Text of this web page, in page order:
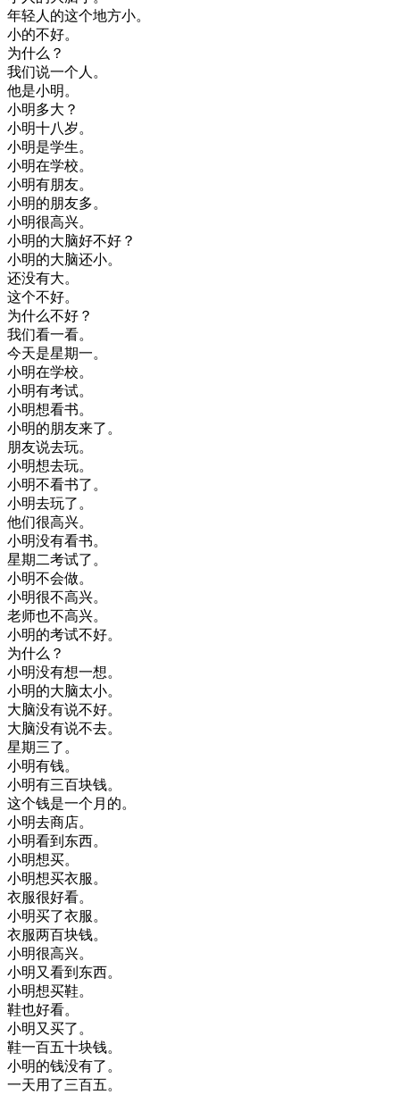
年轻人的这个地方小。
小的不好。
为什么 ？
我们说一个人。
他是小明。
小明多大 ？
小明十八岁。
小明是学生。
小明在学校。
小明有朋友。
小明的朋友多。
小明很高兴。
小明的大脑好不好 ？
小明的大脑还小。
还没有大。
这个不好。
为什么不好 ？
我们看一看。
今天是星期一。
小明在学校。
小明有考试。
小明想看书。
小明的朋友来了。
朋友说去玩。
小明想去玩。
小明不看书了。
小明去玩了。
他们很高兴。
小明没有看书。
星期二考试了。
小明不会做。
小明很不高兴。
老师也不高兴。
小明的考试不好。
为什么 ？
小明没有想一想。
小明的大脑太小。
大脑没有说不好。
大脑没有说不去。
星期三了。
小明有钱。
小明有三百块钱。
这个钱是一个月 的。
小明去商店。
小明看到 东西。
小明想买。
小明想买衣服。
衣服很好看。
小明买了衣服。
衣服两百块钱。
小明很高兴。
小明 又看到 东西。
小明想买鞋。
鞋也好看。
小明 又买了。
鞋一百五十块钱。
小明的钱没有了。
一天用 了三百五。